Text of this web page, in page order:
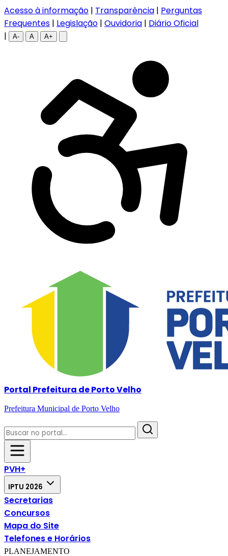
Acesso à informação | Transparência | Perguntas
Frequentes | Legislação | Ouvidoria | Diário Oficial
|
A- A A+
Portal Prefeitura de Porto Velho
Prefeitura Municipal de Porto Velho
PVH+
IPTU 2026
Secretarias
Concursos
Mapa do Site
Telefones e Horários
PLANEJAMENTO